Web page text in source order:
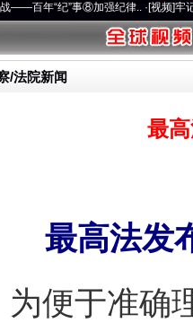
纪”事⑧加强纪律..·[视频]牢记初心使命
/法院新闻
最
最高法发
于准确理